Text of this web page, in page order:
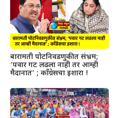
बारामती पोटनिवडणुकीत संभ्रम;
‘पवार गट लढला नाही तर आम्ही
मैदानात’ ; काँग्रेसचा इशारा !